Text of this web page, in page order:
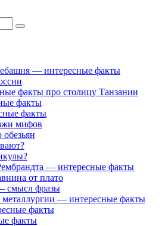
— интересные факты
факты про столицу Танзании
факты
факты
мифов
— интересные факты
от плато
смысл фразы
металлургии — интересные факты
факты
факты